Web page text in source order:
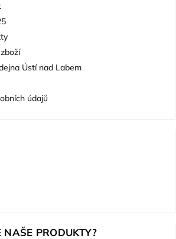
Ústí nad Labem
údajů
NAŠE PRODUKTY?